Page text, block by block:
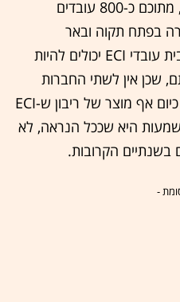
ECI מעסיקה כ-1,800 עובדים, מתוכם כ-800 עובדים
בפתח תקוה ובאר
שבע). לפי הערכות בשוק, מרבית עובדי ECI יכולים להיות
שכן אין לשתי החברות
פעילויות חופפות. למעשה, אין כיום אף מוצר של ריבון ש-ECI
היא שככל הנראה, לא
בשנתיים הקרובות.
-